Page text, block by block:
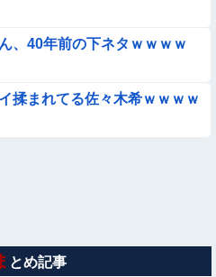
子爆弾』の『再現動画』がこち
バい……
ボコってしまう
、40年前の下ネタｗｗｗｗ
揉まれてる佐々木希ｗｗｗｗ
とめ記事